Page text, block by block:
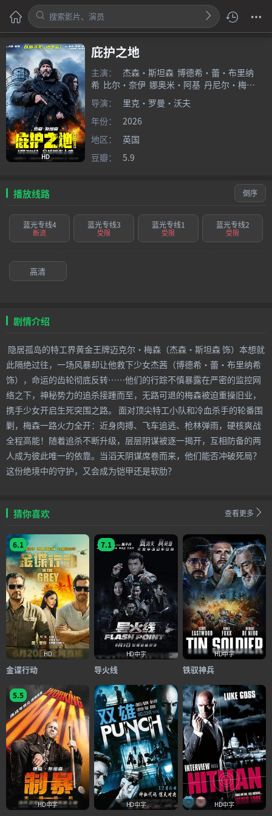
HD
庇护之地
主演： 杰森·斯坦森 博德希·蕾·布里纳
希 比尔·奈伊 娜奥米·阿基 丹尼尔·梅
斯 哈丽特·瓦尔特 戈登·亚历山大
韦伯
汤姆·吴 比利·克莱门茨
娜·克里里 巴利·吉尔
柯林斯
索菲安·弗朗西斯
蒂文·布拉德斯
Findlay
导演：
里克·罗曼·沃夫
年份：
2026
地区：
英国
豆瓣：
5.9
播放线路 倒序
蓝光专线4
断流
蓝光专线3
受限
蓝光专线1
受限
蓝光专线2
受限
高清
剧情介绍
隐居孤岛的特工界黄金王牌迈克尔·梅森（杰森·斯坦森 饰）本想就
此隔绝过往，一场风暴却让他救下少女杰茜（博德希·蕾·布里纳希
饰），命运的齿轮彻底反转……他们的行踪不慎暴露在严密的监控网
络之下，神秘势力的追杀接踵而至，无路可退的梅森被迫重操旧业，
携手少女开启生死突围之路。 面对顶尖特工小队和冷血杀手的轮番围
剿，梅森一路火力全开：近身肉搏、飞车追逃、枪林弹雨，硬核爽战
全程高能！随着追杀不断升级，层层阴谋被逐一揭开，互相防备的两
人成为彼此唯一的依靠。当滔天阴谋席卷而来，他们能否冲破死局？
这份绝境中的守护，又会成为铠甲还是软肋？
猜你喜欢 查看更多
6.1
HD
金谍行动
7.1
HD中字
导火线
HD中字
铁驭神兵
5.5
HD中字 HD中字 HD中字